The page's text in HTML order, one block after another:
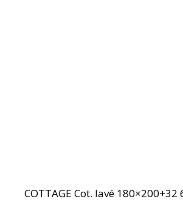
COTTAGE Cot. lavé 180×200+32